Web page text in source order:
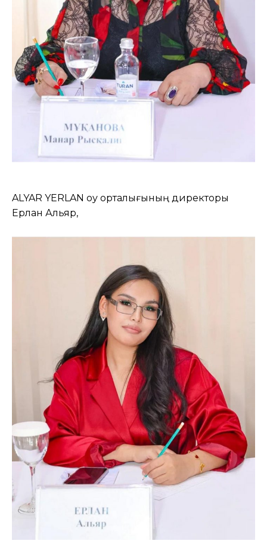
ALYAR YERLAN оқу орталығының директоры
Ерлан Альяр,